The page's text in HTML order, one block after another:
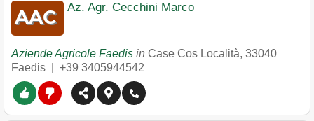
Az. Agr. Cecchini Marco
Aziende Agricole Faedis in Case Cos Località, 33040
Faedis
+39 3405944542